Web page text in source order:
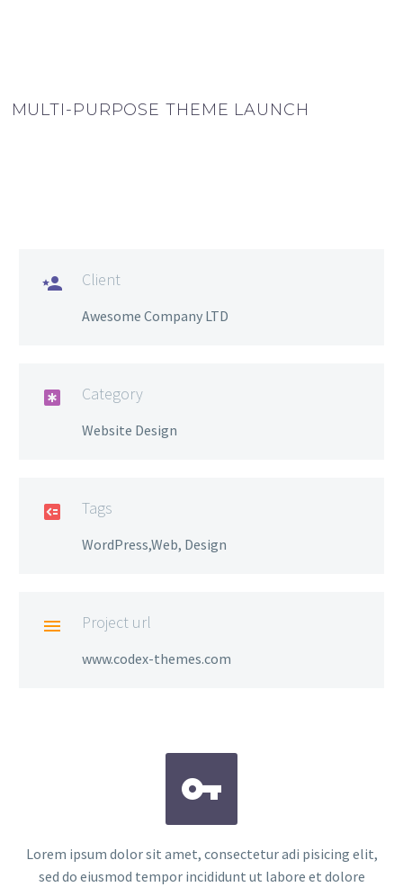
MULTI-PURPOSE THEME LAUNCH
 Client
Awesome Company LTD
 Category
Website Design
 Tags
WordPress,Web, Design
 Project url
www.codex-themes.com


Lorem ipsum dolor sit amet, consectetur adi pisicing elit,
sed do eiusmod tempor incididunt ut labore et dolore